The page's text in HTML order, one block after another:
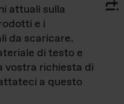
attuali sulla
e i
da scaricare.
di testo e
vostra richiesta di
a questo